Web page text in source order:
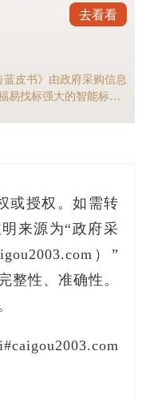
项目
（杭州市萧山区
二楼开标室）
医院互联互通四甲
去看看
皮书》由政府采购信息
易找标强大的智能标讯
或授权。如需转
来源为“政府采
）”
整性、准确性。